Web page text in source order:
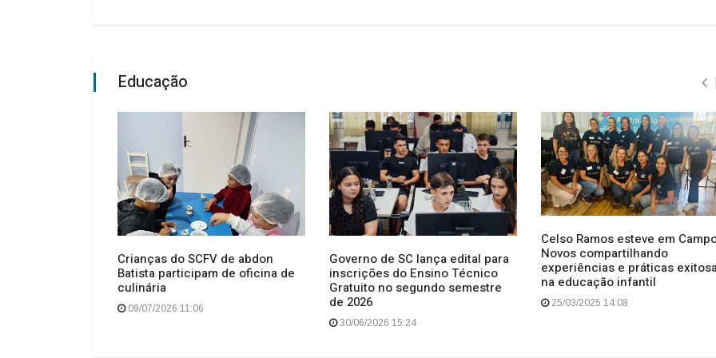
Educação
Crianças do SCFV de abdon
Batista participam de oficina de
culinária
09/07/2026 11:06
Governo de SC lança edital para
inscrições do Ensino Técnico
Gratuito no segundo semestre
de 2026
30/06/2026 15:24
Celso Ramos esteve em
Novos compartilhando
experiências e práticas
na educação infantil
25/03/2025 14:08